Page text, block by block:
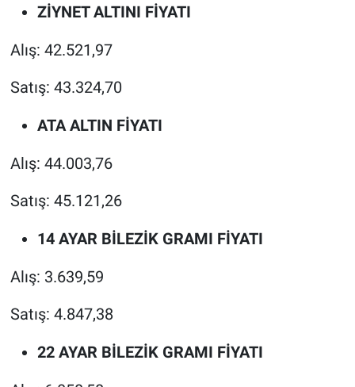
ZİYNET ALTINI FİYATI
Alış: 42.521,97
Satış: 43.324,70
ATA ALTIN FİYATI
Alış: 44.003,76
Satış: 45.121,26
14 AYAR BİLEZİK GRAMI FİYATI
Alış: 3.639,59
Satış: 4.847,38
22 AYAR BİLEZİK GRAMI FİYATI